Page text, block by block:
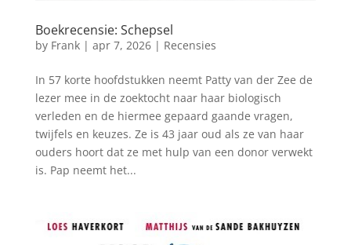
Boekrecensie: Schepsel
by Frank| apr 7, 2026| Recensies
In 57 korte hoofdstukken neemt Patty van der Zee de
lezer mee in de zoektocht naar haar biologisch
verleden en de hiermee gepaard gaande vragen,
twijfels en keuzes. Ze is 43 jaar oud als ze van haar
ouders hoort dat ze met hulp van een donor verwekt
is. Pap neemt het...